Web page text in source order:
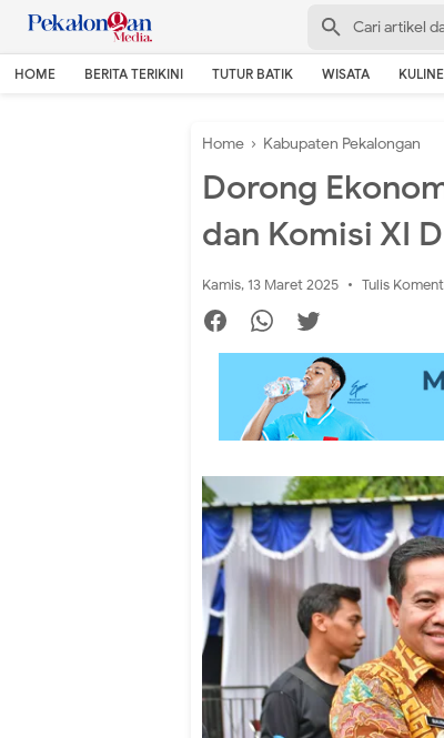
HOME BERITA TERIKINI TUTUR BATIK WISATA
Home › Kabupaten Pekalongan
Dorong
dan Komisi XI
Kamis, 13 Maret 2025 Tulis